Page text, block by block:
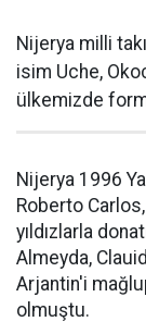
Nijerya milli
isim Uche,
ülkemizde
Nijerya 1996
Roberto
yıldızlarla
Almeyda,
Arjantin'i
olmuştu.